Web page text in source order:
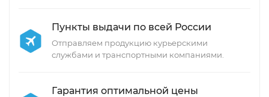
Пункты выдачи по всей России
Отправляем продукцию курьерскими
службами и транспортными компаниями.
Гарантия оптимальной цены